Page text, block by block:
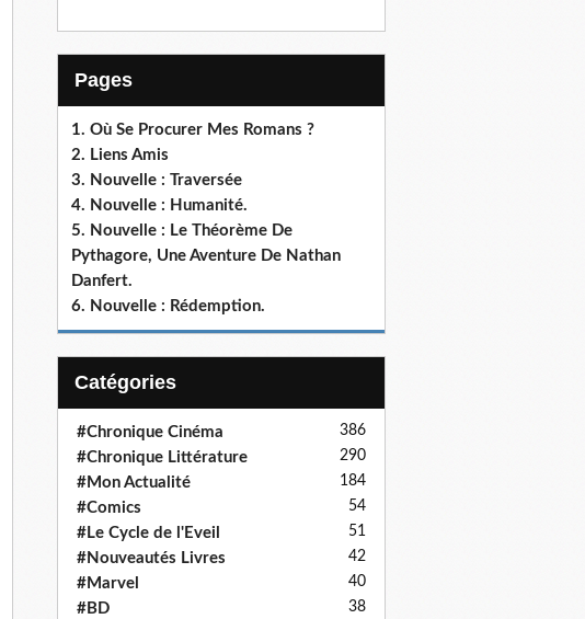
Pages
1. Où Se Procurer Mes Romans ?
2. Liens Amis
3. Nouvelle : Traversée
4. Nouvelle : Humanité.
5. Nouvelle : Le Théorème De
Pythagore, Une Aventure De Nathan
Danfert.
6. Nouvelle : Rédemption.
Catégories
#Chronique Cinéma 386
#Chronique Littérature 290
#Mon Actualité 184
#Comics 54
#Le Cycle de l'Eveil 51
#Nouveautés Livres 42
#Marvel 40
#BD 38